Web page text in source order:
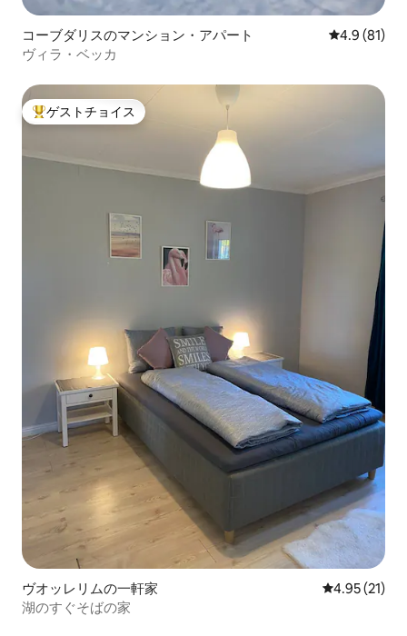
コーブダリスのマンション・アパート レビュー81
4.9 (81)
ヴィラ・ベッカ
大好評のゲストチョイスです。
ゲストチョイス
ヴオッレリムの一軒家 レビュー21
4.95 (21)
湖のすぐそばの家